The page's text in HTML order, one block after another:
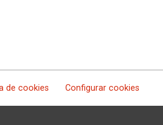
de cookies Configurar cookies
y gratuita contra la plantilla de Amazon
y sindicales oportunas para evitar y